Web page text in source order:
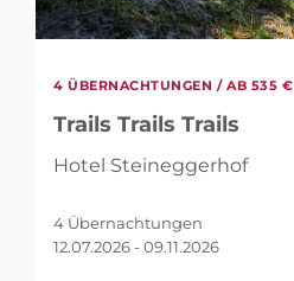
4 ÜBERNACHTUNGEN / AB 535 €
Trails Trails Trails
Hotel Steineggerhof
4 Übernachtungen
12.07.2026 - 09.11.2026